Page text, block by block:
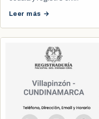
Leer más →